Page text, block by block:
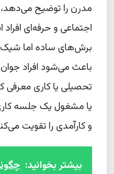
مدرن را توضیح
اجتماعی و حرفه‌ای
برش‌های ساده اما شیک،
باعث می‌شود افراد
تحصیلی یا کاری معرفی
یا مشغول یک جلسه
و کارآمدی را تقویت می‌کند.
بیشتر بخوانید: چگونه